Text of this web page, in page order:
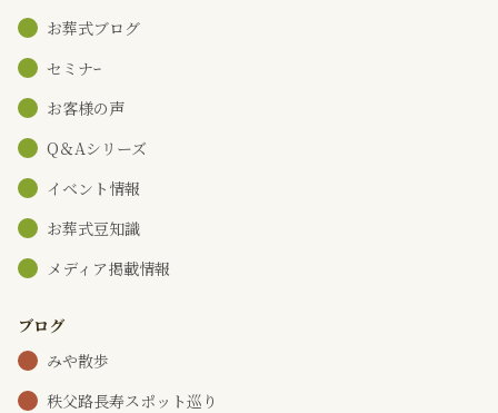
お葬式ブログ
セミナｰ
お客様の声
Q＆Aシリーズ
イベント情報
お葬式豆知識
メディア掲載情報
ブログ
みや散歩
秩父路長寿スポット巡り